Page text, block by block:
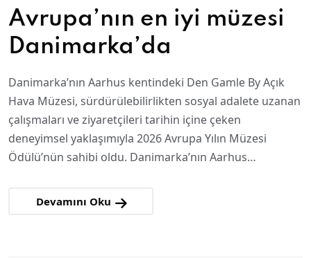
Avrupa’nın en iyi müzesi
Danimarka’da
Danimarka’nın Aarhus kentindeki Den Gamle By Açık
Hava Müzesi, sürdürülebilirlikten sosyal adalete uzanan
çalışmaları ve ziyaretçileri tarihin içine çeken
deneyimsel yaklaşımıyla 2026 Avrupa Yılın Müzesi
Ödülü’nün sahibi oldu. Danimarka’nın Aarhus…
Devamını Oku